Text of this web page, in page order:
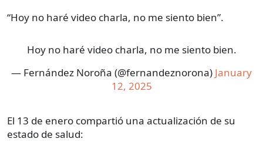
“Hoy no haré video charla, no me siento bien”.
Hoy no haré video charla, no me siento bien.
— Fernández Noroña (@fernandeznorona) January
12, 2025
El 13 de enero compartió una actualización de su
estado de salud: